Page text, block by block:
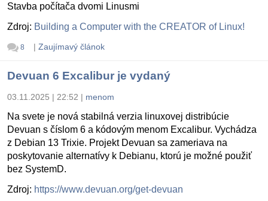
Stavba počítača dvomi Linusmi
Zdroj: Building a Computer with the CREATOR of Linux!
8 | Zaujímavý článok
Devuan 6 Excalibur je vydaný
03.11.2025 | 22:52 | menom
Na svete je nová stabilná verzia linuxovej distribúcie
Devuan s číslom 6 a kódovým menom Excalibur. Vychádza
z Debian 13 Trixie. Projekt Devuan sa zameriava na
poskytovanie alternatívy k Debianu, ktorú je možné použiť
bez SystemD.
Zdroj: https://www.devuan.org/get-devuan